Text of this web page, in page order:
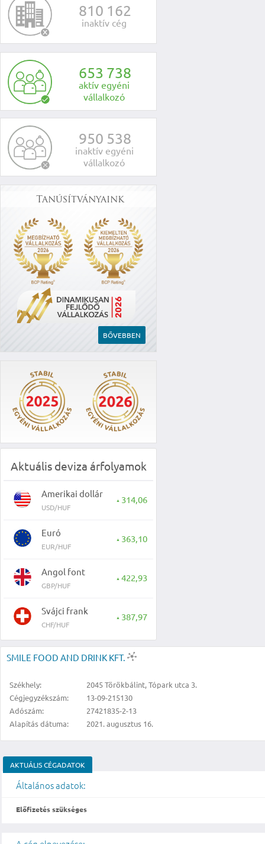
810 162
inaktív cég
653 738
aktív egyéni
vállalkozó
950 538
inaktív egyéni
vállalkozó
Tanúsítványaink
BŐVEBBEN
Aktuális deviza árfolyamok
Amerikai dollár
USD/HUF
▲ 314,06
Euró
EUR/HUF
▲ 363,10
Angol font
GBP/HUF
▲ 422,93
Svájci frank
CHF/HUF
▲ 387,97
SMILE FOOD AND DRINK KFT.
Székhely:
2045 Törökbálint, Tópark utca 3.
Cégjegyzékszám:
13-09-215130
Adószám:
27421835-2-13
Alapítás dátuma:
2021. augusztus 16.
AKTUÁLIS CÉGADATOK
Általános adatok:
Előfizetés szükséges